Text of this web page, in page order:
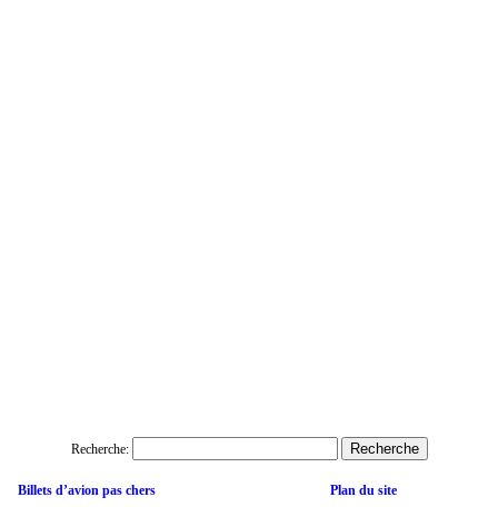
Recherche:
Billets d’avion pas chers Plan du site